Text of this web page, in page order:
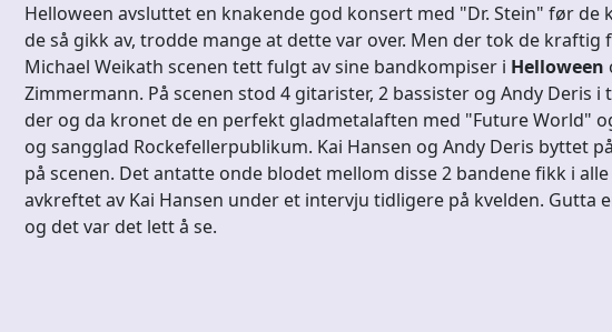
Helloween avsluttet en knakende god konsert med "Dr. Stein" før de
de så gikk av, trodde mange at dette var over. Men der tok de
Michael Weikath scenen tett fulgt av sine bandkompiser i Helloween
Zimmermann. På scenen stod 4 gitarister, 2 bassister og Andy Deris
der og da kronet de en perfekt gladmetalaften med "Future World"
og sangglad Rockefellerpublikum. Kai Hansen og Andy Deris byttet
på scenen. Det antatte onde blodet mellom disse 2 bandene fikk i
avkreftet av Kai Hansen under et intervju tidligere på kvelden. Gutta
og det var det lett å se.